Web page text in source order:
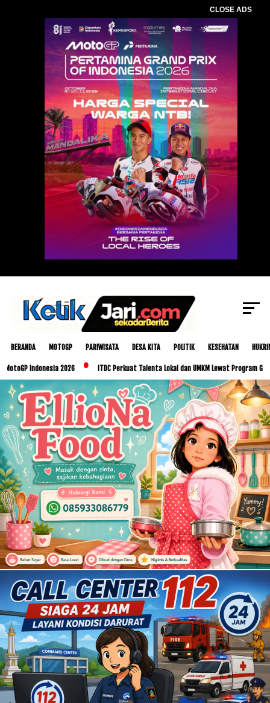
CLOSE ADS
BERANDA MOTOGP PARIWISATA DESA KITA POLITIK KESEHATAN
2026 ITDC Perkuat Talenta Lokal dan UMKM Lewat Program Glorious Golo